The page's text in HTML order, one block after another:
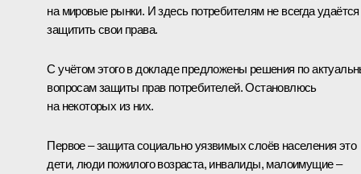
на мировые рынки. И здесь потребителям не всегда удаётся
защитить свои права.
С учётом этого в докладе предложены решения по
вопросам защиты прав потребителей. Остановлюсь
на некоторых из них.
Первое – защита социально уязвимых слоёв населения это
дети, люди пожилого возраста, инвалиды, малоимущие –